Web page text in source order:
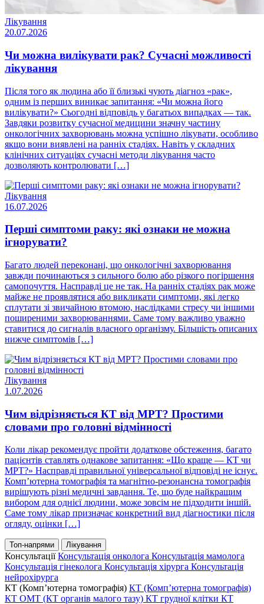
Лікування
20.07.2026
Чи можна вилікувати рак? Сучасні можливості
лікування
Після того як людина або її близькі чують діагноз «рак»,
одним із перших виникає запитання: «Чи можна його
вилікувати?» Сьогодні відповідь у багатьох випадках — так.
Завдяки розвитку сучасної медицини значну частину
онкологічних захворювань можна успішно лікувати, особливо
якщо вони виявлені на ранніх стадіях. Навіть у складних
клінічних ситуаціях сучасні методи лікування часто
дозволяють контролювати […]
Лікування
16.07.2026
Перші симптоми раку: які ознаки не можна
ігнорувати?
Багато людей переконані, що онкологічні захворювання
завжди починаються з сильного болю або різкого погіршення
самопочуття. Насправді це не так. На ранніх стадіях рак може
майже не проявлятися або викликати симптоми, які легко
сплутати зі звичайною втомою, наслідками стресу чи іншими
поширеними захворюваннями. Саме тому важливо уважно
ставитися до сигналів власного організму. Більшість описаних
нижче симптомів […]
Лікування
1.07.2026
Чим відрізняється КТ від МРТ? Простими
словами про головні відмінності
Коли лікар рекомендує пройти додаткове обстеження, багато
пацієнтів ставлять однакове запитання: «Що краще — КТ чи
МРТ?» Насправді правильної універсальної відповіді не існує.
Комп’ютерна томографія та магнітно-резонансна томографія
вирішують різні медичні завдання. Те, що буде найкращим
вибором для однієї людини, може зовсім не підходити іншій.
Саме тому лікар призначає конкретний вид діагностики після
огляду, оцінки […]
Топ-напрями Лікування
КонсультаціїКонсультація онколога Консультація мамолога
Консультація гінеколога Консультація хірурга Консультація
нейрохірурга
КТ (Комп’ютерна томографія) КТ (Комп’ютерна томографія)
КТ ОМТ (КТ органів малого тазу) КТ грудної клітки КТ